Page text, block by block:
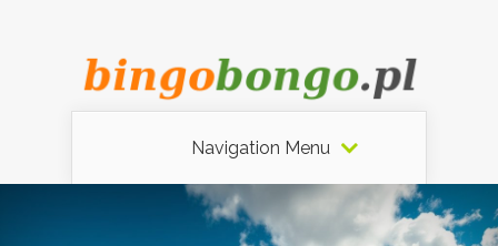
Navigation Menu